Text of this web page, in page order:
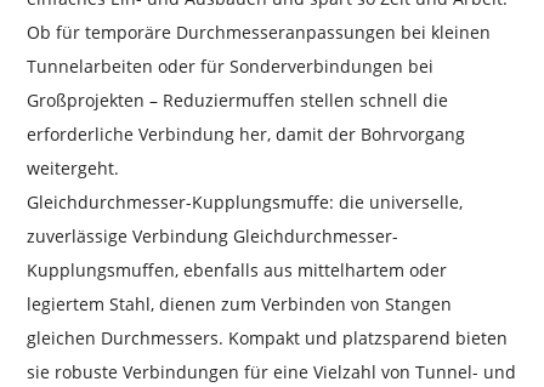
Ob für temporäre Durchmesseranpassungen bei kleinen
Tunnelarbeiten oder für Sonderverbindungen bei
Großprojekten – Reduziermuffen stellen schnell die
erforderliche Verbindung her, damit der Bohrvorgang
weitergeht.
Gleichdurchmesser-Kupplungsmuffe: die universelle,
zuverlässige Verbindung Gleichdurchmesser-
Kupplungsmuffen, ebenfalls aus mittelhartem oder
legiertem Stahl, dienen zum Verbinden von Stangen
gleichen Durchmessers. Kompakt und platzsparend bieten
sie robuste Verbindungen für eine Vielzahl von Tunnel- und